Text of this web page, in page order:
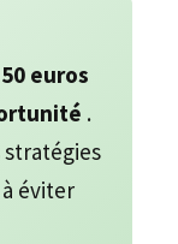
euros
.
stratégies
éviter